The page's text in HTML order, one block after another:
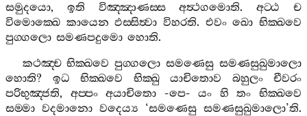
සමුදයො, ඉති විඤ‍්ඤාණස‍්ස අත්‍ථගමොති.අට‍්ඨ
ච
විමොක‍්ඛෙ කායෙන ඵස‍්සිත්‍වා විහරති. එවං ඛො භික‍්ඛවෙ
පුග‍්ගලො සමණපදුමො හොති.
කථඤ‍්ච භික‍්ඛවෙ පුග‍්ගලො සමණෙසු සමණසුඛුමාලො
හොති? ඉධ භික‍්ඛවෙ භික‍්ඛු යාචිතොව බහුලං
චීවරං
පරිභුඤ‍්ජති, අප‍්පං අයාචිතො -පෙ-යං හි තං
භික‍්ඛවෙ
සම‍්මා වදමානො වදෙය්‍ය ‘සමණෙසු සමණසුඛුමාලො’ති.